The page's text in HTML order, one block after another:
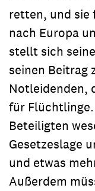
retten, und sie
nach Europa
stellt sich
seinen Beitrag
Notleidenden,
für
Beteiligten
Gesetzeslage
und etwas
Außerdem